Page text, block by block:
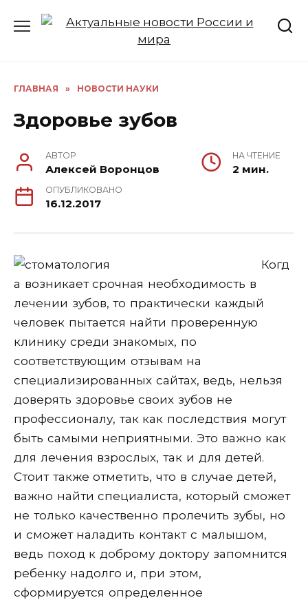
ГЛАВНАЯ » НОВОСТИ НАУКИ
Здоровье зубов
АВТОР
Алексей Воронцов
НА ЧТЕНИЕ
2 мин.
ОПУБЛИКОВАНО
16.12.2017
Когд
а возникает срочная необходимость в
лечении зубов, то практически каждый
человек пытается найти проверенную
клинику среди знакомых, по
соответствующим отзывам на
специализированных сайтах, ведь, нельзя
доверять здоровье своих зубов не
профессионалу, так как последствия могут
быть самыми неприятными. Это важно как
для лечения взрослых, так и для детей.
Стоит также отметить, что в случае детей,
важно найти специалиста, который сможет
не только качественно пролечить зубы, но
и сможет наладить контакт с малышом,
ведь поход к доброму доктору запомнится
ребенку надолго и, при этом,
сформируется определенное